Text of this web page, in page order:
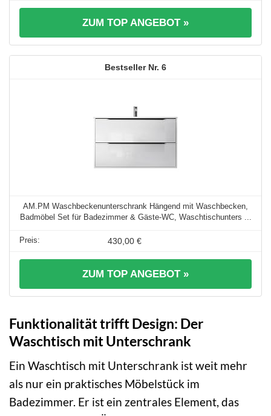
ZUM TOP ANGEBOT »
6
AM.PM Waschbeckenunterschrank Hängend mit Waschbecken,
Badmöbel Set für Badezimmer & Gäste-WC, Waschtischunters ...
430,00 €
ZUM TOP ANGEBOT »
Funktionalität trifft Design: Der
Waschtisch mit Unterschrank
Ein Waschtisch mit Unterschrank ist weit mehr
als nur ein praktisches Möbelstück im
Badezimmer. Er ist ein zentrales Element, das